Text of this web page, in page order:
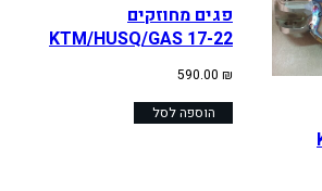
פגים מחוזקים
KTM/HUSQ/GAS 17-22
590.00 ₪
הוספה לסל